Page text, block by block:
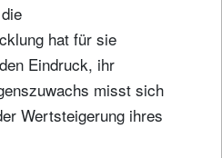
hat für sie
Eindruck, ihr
misst sich
Wertsteigerung ihres